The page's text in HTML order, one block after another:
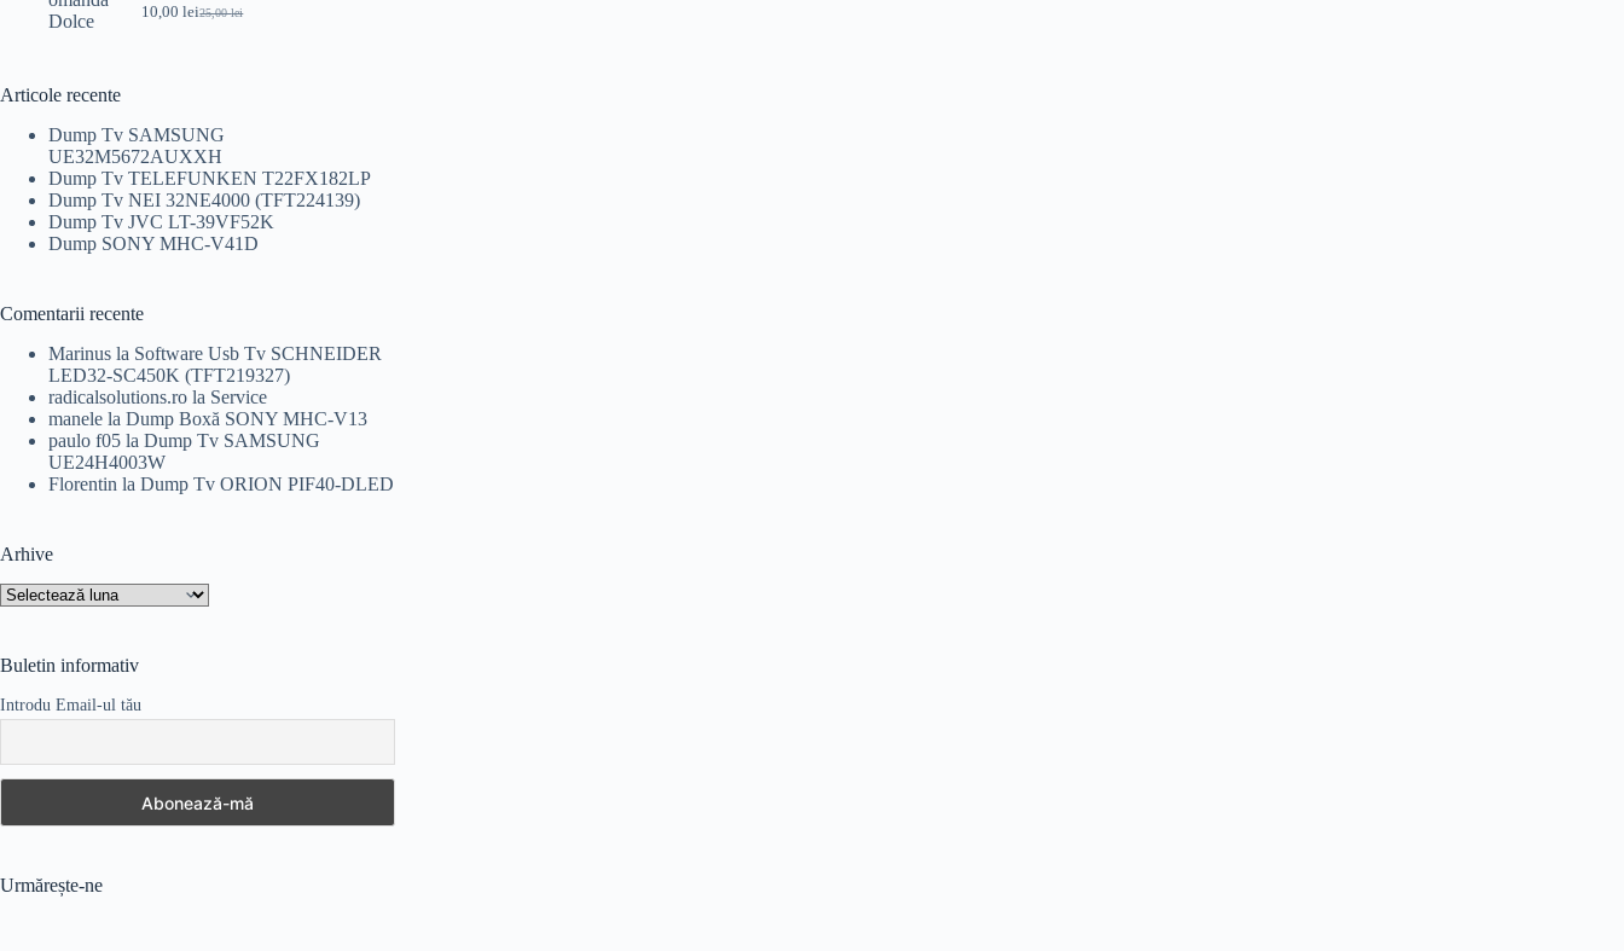
100,00 lei.
25,00lei
Prețul
10,00leiPrețul
Articole recente
Dump Tv SAMSUNG
UE32M5672AUXXH
Dump Tv TELEFUNKEN T22FX182LP
Dump Tv NEI 32NE4000 (TFT224139)
Dump Tv JVC LT-39VF52K
Dump SONY MHC-V41D
Comentarii recente
Marinus la Software Usb Tv SCHNEIDER
LED32-SC450K (TFT219327)
radicalsolutions.ro la Service
manele la Dump Boxă SONY MHC-V13
paulo f05 la Dump Tv SAMSUNG
UE24H4003W
Florentin la Dump Tv ORION PIF40-DLED
Arhive
Arhive
Buletin informativ
Introdu Email-ul tău
Urmărește-ne